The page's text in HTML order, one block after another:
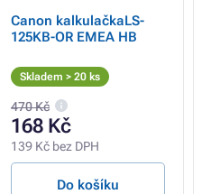
Canon kalkulačkaLS-
125KB-OR EMEA HB
Skladem > 20 ks
470 Kč
168 Kč
139 Kč bez DPH
Do košíku